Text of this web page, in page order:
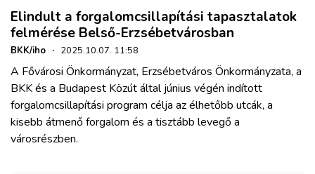
HAJÓZÁS
BLOG
ARCHÍVUM
WEBSHOP
Elindult a forgalomcsillapítási tapasztalatok
felmérése Belső-Erzsébetvárosban
BKK/iho · 2025.10.07. 11:58
A Fővárosi Önkormányzat, Erzsébetváros Önkormányzata, a
BKK és a Budapest Közút által június végén indított
forgalomcsillapítási program célja az élhetőbb utcák, a
kisebb átmenő forgalom és a tisztább levegő a
városrészben.